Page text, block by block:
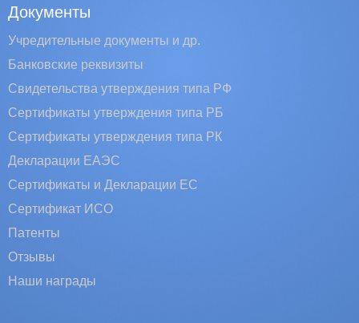
Документы
Учредительные документы и др.
Банковские реквизиты
Свидетельства утверждения типа РФ
Сертификаты утверждения типа РБ
Сертификаты утверждения типа РК
Декларации ЕАЭС
Сертификаты и Декларации EC
Сертификат ИСО
Патенты
Отзывы
Наши награды